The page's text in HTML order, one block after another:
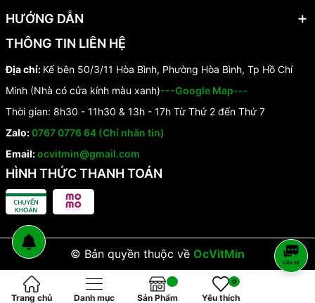
HƯỚNG DẪN
THÔNG TIN LIÊN HỆ
Địa chỉ: Kế bên 50/3/11 Hòa Bình, Phường Hòa Bình, Tp Hồ Chí
Minh (Nhà có cửa kính màu xanh)---Google Map---
Thời gian: 8h30 - 11h30 & 13h - 17h Từ Thứ 2 đến Thứ 7
Zalo:0767 0776 64 (Chỉ nhắn tin)
Email:ocvitmin@gmail.com
HÌNH THỨC THANH TOÁN
© Bản quyền thuộc về OcVitMin
Trang chủ Danh mục Sản Phẩm
0
Yêu thích